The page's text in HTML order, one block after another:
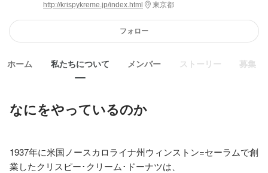
http://krispykreme.jp/index.html 東京都
フォロー
ホーム 私たちについて メンバー ストーリー 募集
なにをやっているのか
1937年に米国ノースカロライナ州ウィンストン=セーラムで創
業したクリスピー･クリーム･ドーナツは、